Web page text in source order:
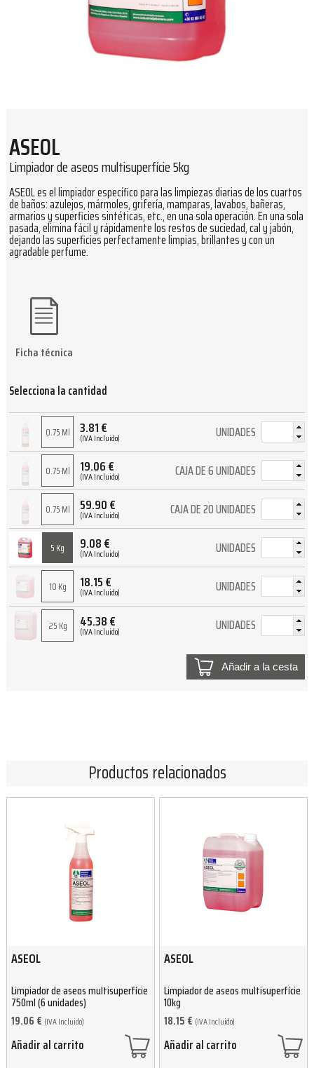
ASEOL
Limpiador de aseos multisuperfície 5kg
ASEOL es el limpiador específico para las limpiezas diarias de los cuartos
de baños: azulejos, mármoles, grifería, mamparas, lavabos, bañeras,
armarios y superficies sintéticas, etc., en una sola operación. En una sola
pasada, elimina fácil y rápidamente los restos de suciedad, cal y jabón,
dejando las superficies perfectamente limpias, brillantes y con un
agradable perfume.
Selecciona la cantidad
0.75 Ml 3.81€
(IVA Incluido) UNIDADES
0.75 Ml 19.06€
(IVA Incluido) CAJA DE 6 UNIDADES
0.75 Ml 59.90€
(IVA Incluido) CAJA DE 20 UNIDADES
5 Kg 9.08€
(IVA Incluido) UNIDADES
10 Kg 18.15€
(IVA Incluido) UNIDADES
25 Kg 45.38€
(IVA Incluido) UNIDADES
Añadir a la cesta
Ficha técnica
Productos relacionados
ASEOL
Limpiador de aseos multisuperfície
750ml (6 unidades)
19.06 € (IVA Incluido)
Añadir al carrito
ASEOL
Limpiador de aseos multisuperfície
10kg
18.15 € (IVA Incluido)
Añadir al carrito